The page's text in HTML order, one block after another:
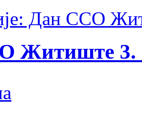
Дан ССО
Житиште 3.